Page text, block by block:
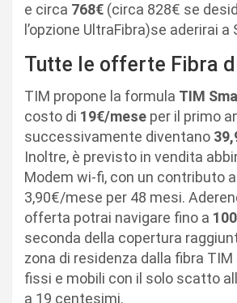
e circa 768€ (circa 828€ se
l’opzione UltraFibra)se aderirai a
Tutte le offerte Fibra
TIM propone la formula TIM
costo di 19€/mese per il primo
successivamente diventano
Inoltre, è previsto in vendita
Modem wi-fi, con un contributo
3,90€/mese per 48 mesi.
offerta potrai navigare fino a
seconda della copertura
zona di residenza dalla fibra
fissi e mobili con il solo scatto
a 19 centesimi.